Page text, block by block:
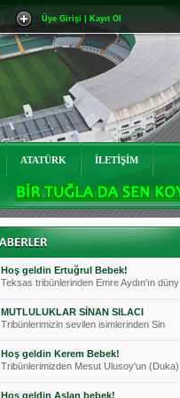
Üye Girişi | Kayıt Ol
ATATÜRK İLETİŞİM
Mutluluklar Ceyhun Tetik
Teksas tribünlerinin sevilen isimlerinde
Bursasporumuzun önü açılsın is
Teksaslı Bursasporlular Derneği Başkanı
Hoş geldin Alaz Bebek!
Teksas.org sistem yöneticisi, ekibimizin
Hoş geldin Göktuğ Bebek!
Teksas.org ekibimizden ve tribünlerimizi
Hoş geldin Kadir Kağan Bebek!
Teksas tribünlerinden Basri İleri'nin dü
Hoş geldin Ertuğrul Bebek!
Teksas tribünlerinden Emre Aydın'ın düny
MUTLULUKLAR SİNAN SILACI
Tribünlerimizin sevilen isimlerinden Sin
Hoş geldin Kerem Bebek!
Tribünlerimizden Mesut Ulusoy'un (Duka)
Hoş geldin Aslan bebek!